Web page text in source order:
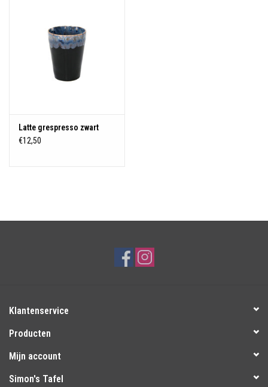
Latte grespresso zwart
€12,50
Klantenservice
Producten
Mijn account
Simon's Tafel